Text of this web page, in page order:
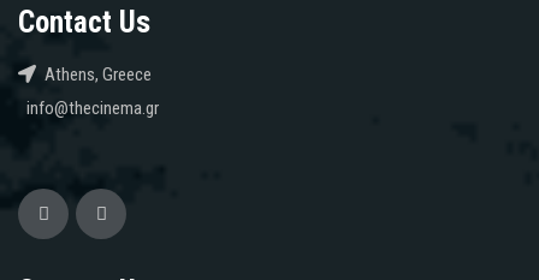
Contact Us
Athens, Greece
info@thecinema.gr